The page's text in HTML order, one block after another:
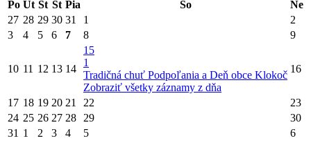
Po Ut St Št Pia So
Ne
27 28 29 30 31 1
2
3
4 5 6 7 8 9
10 11 12 13 14
15
1
Tradičná chuť Podpoľania a Deň obce Klokoč
Zobraziť všetky záznamy z dňa
16
17 18 19 20 21 22
23
24 25 26 27 28 29
30
31 1 2 3 4 5 6